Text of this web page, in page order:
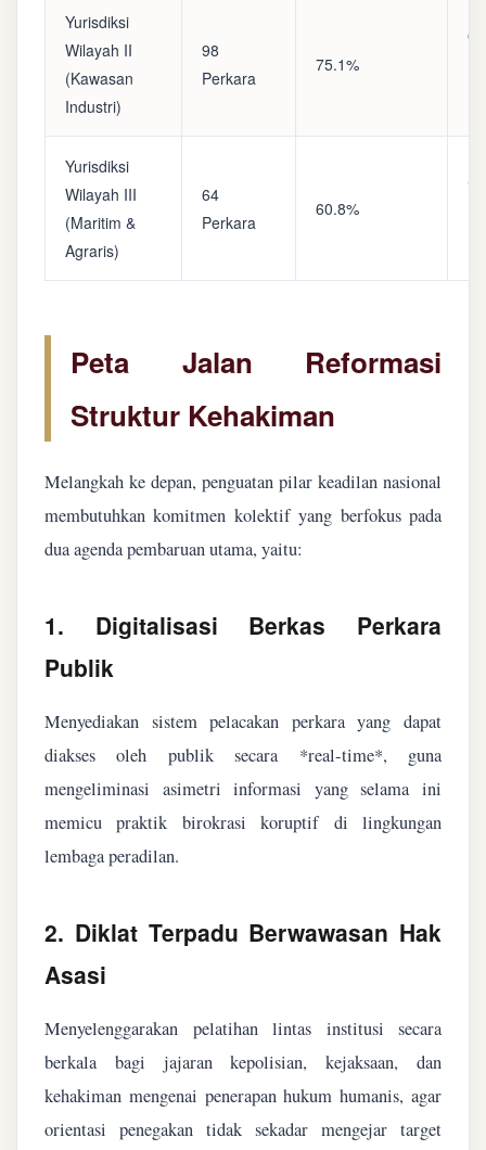
Yurisdiksi
Wilayah II
(Kawasan
Industri)
98
Perkara
75.1%
Yurisdiksi
Wilayah III
(Maritim &
Agraris)
64
Perkara
60.8%
Peta Jalan Reformasi
Struktur Kehakiman
Melangkah ke depan, penguatan pilar keadilan nasional
membutuhkan komitmen kolektif yang berfokus pada
dua agenda pembaruan utama, yaitu:
1. Digitalisasi Berkas Perkara
Publik
Menyediakan sistem pelacakan perkara yang dapat
diakses oleh publik secara *real-time*, guna
mengeliminasi asimetri informasi yang selama ini
memicu praktik birokrasi koruptif di lingkungan
lembaga peradilan.
2. Diklat Terpadu Berwawasan Hak
Asasi
Menyelenggarakan pelatihan lintas institusi secara
berkala bagi jajaran kepolisian, kejaksaan, dan
kehakiman mengenai penerapan hukum humanis, agar
orientasi penegakan tidak sekadar mengejar target